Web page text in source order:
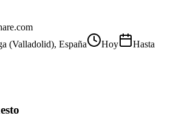
(Valladolid), España Hoy
Hasta